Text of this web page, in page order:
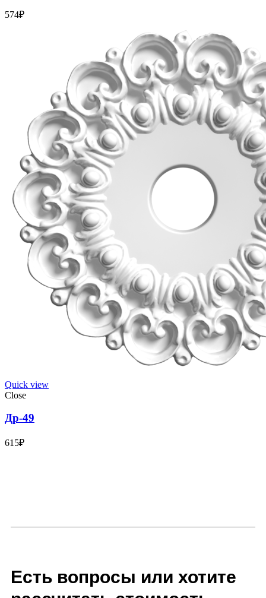
574₽
Quick view
Close
Др-49
615₽
Есть вопросы или хотите